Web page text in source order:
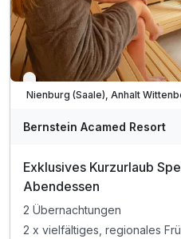
WAR
202
Verfügbar bis Dezember
Nienburg (Saale), Anhalt
Bernstein Acamed Resort
Exklusives Kurzurlaub
Abendessen
2 Übernachtungen
2 x vielfältiges, regionales